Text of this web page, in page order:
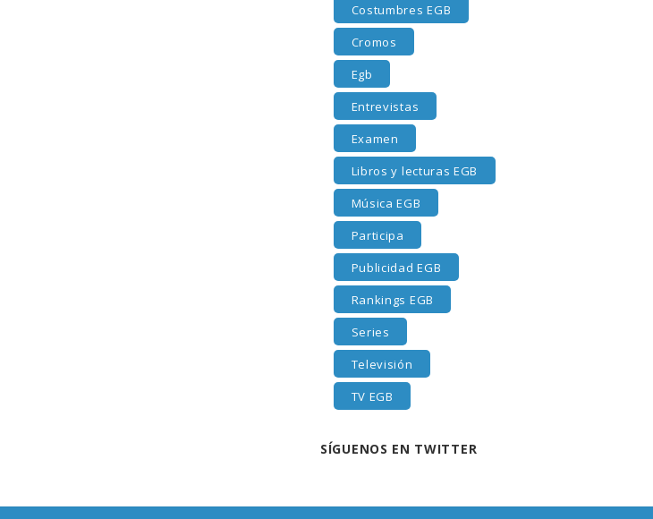
Costumbres EGB
Cromos
Egb
Entrevistas
Examen
Libros y lecturas EGB
Música EGB
Participa
Publicidad EGB
Rankings EGB
Series
Televisión
TV EGB
SÍGUENOS EN TWITTER